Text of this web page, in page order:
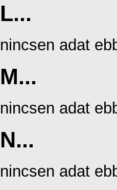
L...
nincsen adat
M...
nincsen adat
N...
nincsen adat